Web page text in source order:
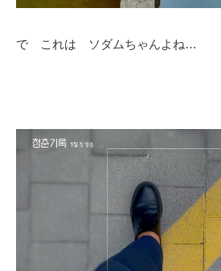
で これは ソダムちゃんよね…